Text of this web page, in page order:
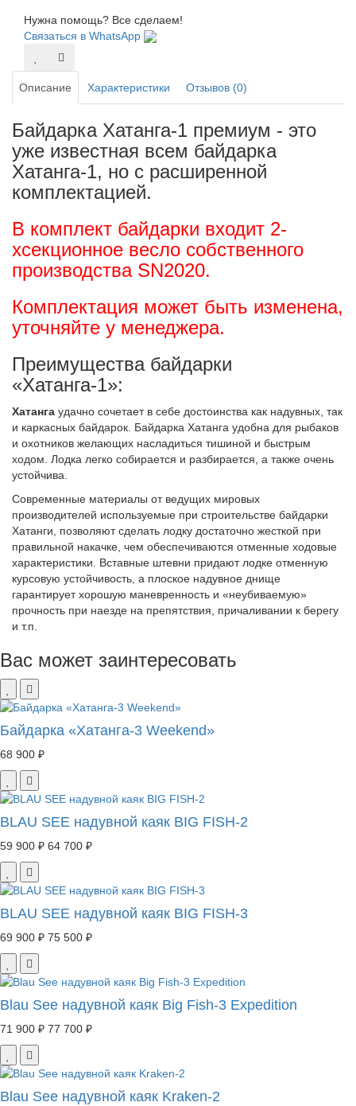
Нужна помощь? Все сделаем!
Связаться в WhatsApp
Описание Характеристики Отзывов (0)
Байдарка Хатанга-1 премиум - это
уже известная всем байдарка
Хатанга-1, но с расширенной
комплектацией.
В комплект байдарки входит 2-
хсекционное весло собственного
производства SN2020.
Комплектация может быть изменена,
уточняйте у менеджера.
Преимущества байдарки
«Хатанга-1»:
Хатанга удачно сочетает в себе достоинства как надувных, так
и каркасных байдарок. Байдарка Хатанга удобна для рыбаков
и охотников желающих насладиться тишиной и быстрым
ходом. Лодка легко собирается и разбирается, а также очень
устойчива.
Современные материалы от ведущих мировых
производителей используемые при строительстве байдарки
Хатанги, позволяют сделать лодку достаточно жесткой при
правильной накачке, чем обеспечиваются отменные ходовые
характеристики. Вставные штевни придают лодке отменную
курсовую устойчивость, а плоское надувное днище
гарантирует хорошую маневренность и «неубиваемую»
прочность при наезде на препятствия, причаливании к берегу
и т.п.
Вас может заинтересовать
Байдарка «Хатанга-3 Weekend»
68 900 ₽
BLAU SEE надувной каяк BIG FISH-2
59 900 ₽ 64 700 ₽
BLAU SEE надувной каяк BIG FISH-3
69 900 ₽ 75 500 ₽
Blau See надувной каяк Big Fish-3 Expedition
71 900 ₽ 77 700 ₽
Blau See надувной каяк Kraken-2